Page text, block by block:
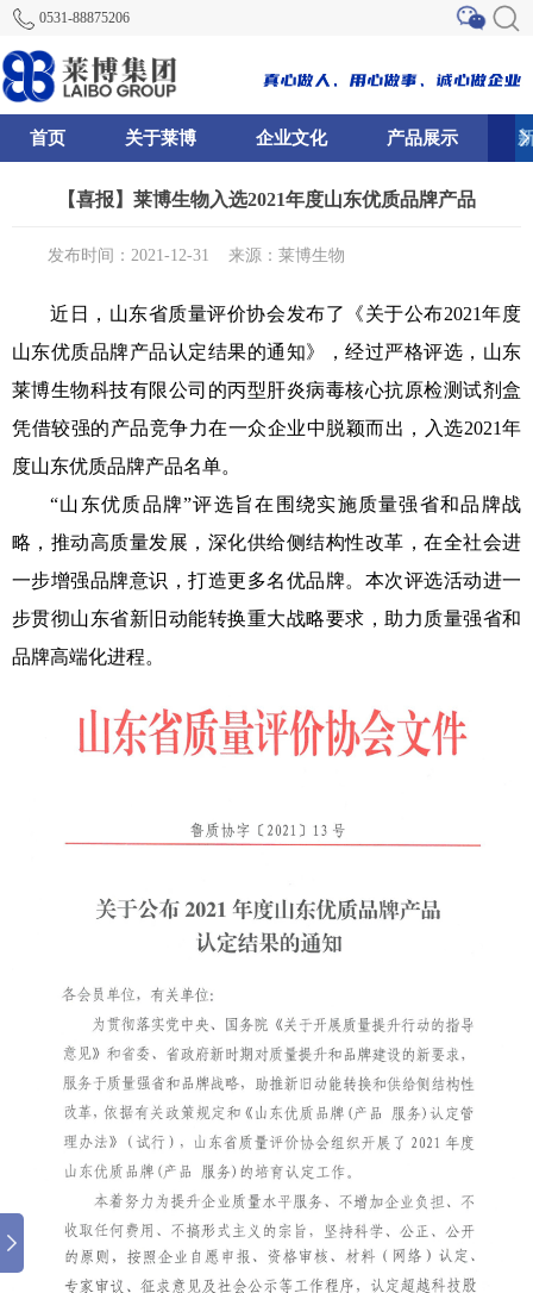
0531-88875206
首页 关于莱博 企业文化 产品展示
【喜报】莱博生物入选2021年度山东优质品牌产品
发布时间：2021-12-31 来源：莱博生物
近日，山东省质量评价协会发布了《关于公布2021年度
山东优质品牌产品认定结果的通知》，经过严格评选，山东
莱博生物科技有限公司的丙型肝炎病毒核心抗原检测试剂盒
凭借较强的产品竞争力在一众企业中脱颖而出，入选2021年
度山东优质品牌产品名单。
“山东优质品牌”评选旨在围绕实施质量强省和品牌战
略，推动高质量发展，深化供给侧结构性改革，在全社会进
一步增强品牌意识，打造更多名优品牌。本次评选活动进一
步贯彻山东省新旧动能转换重大战略要求，助力质量强省和
品牌高端化进程。